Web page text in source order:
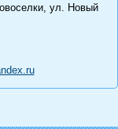
ул. Новый